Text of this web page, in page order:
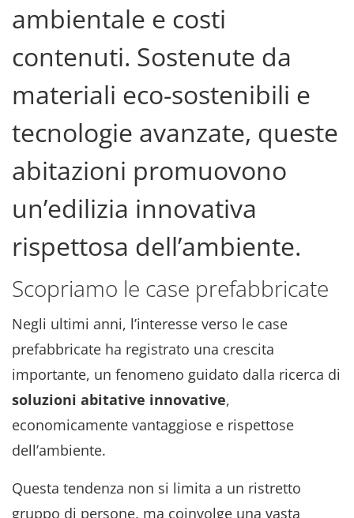
ambientale e costi
contenuti. Sostenute da
materiali eco-sostenibili e
tecnologie avanzate, queste
abitazioni promuovono
un’edilizia innovativa
rispettosa dell’ambiente.
Scopriamo le case prefabbricate
Negli ultimi anni, l’interesse verso le case
prefabbricate ha registrato una crescita
importante, un fenomeno guidato dalla ricerca di
soluzioni abitative innovative,
economicamente vantaggiose e rispettose
dell’ambiente.
Questa tendenza non si limita a un ristretto
gruppo di persone, ma coinvolge una vasta